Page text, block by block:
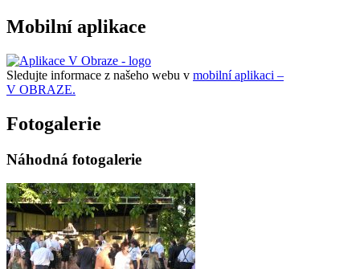
Mobilní aplikace
Sledujte informace z našeho webu v mobilní aplikaci –
V OBRAZE.
Fotogalerie
Náhodná fotogalerie